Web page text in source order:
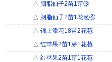
△ 胭脂仙子2苗1芽③
△ 胭脂仙子2苗1花苞④
△ 锦上添花18苗2花苞
△ 红苹果2苗1芽1花苞
△ 红苹果2苗1芽1花苞